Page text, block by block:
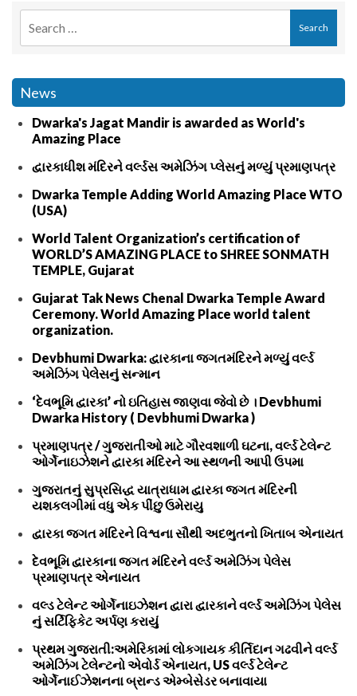
News
Dwarka's Jagat Mandir is awarded as World's
Amazing Place
દ્વારકાધીશ મંદિરને વર્લ્ડસ અમેઝિંગ પ્લેસનું મળ્યું પ્રમાણપત્ર
Dwarka Temple Adding World Amazing Place WTO
(USA)
World Talent Organization’s certification of
WORLD’S AMAZING PLACE to SHREE SONMATH
TEMPLE, Gujarat
Gujarat Tak News Chenal Dwarka Temple Award
Ceremony. World Amazing Place world talent
organization.
Devbhumi Dwarka: દ્વારકાના જગતમંદિરને મળ્યું વર્લ્ડ
અમેઝિંગ પેલેસનું સન્માન
‘દેવભૂમિ દ્વારકા’ નો ઇતિહાસ જાણવા જેવો છે । Devbhumi
Dwarka History ( Devbhumi Dwarka )
પ્રમાણપત્ર / ગુજરાતીઓ માટે ગૌરવશાળી ઘટના, વર્લ્ડ ટેલેન્ટ
ઓર્ગેનાઇઝેશને દ્વારકા મંદિરને આ સ્થળની આપી ઉપમા
ગુજરાતનું સુપ્રસિદ્ધ યાત્રાધામ દ્વારકા જગત મંદિરની
યશકલગીમાં વધુ એક પીંછુ ઉમેરાયુ
દ્વારકા જગત મંદિરને વિશ્વના સૌથી અદભુતનો ખિતાબ એનાયત
દેવભૂમિ દ્વારકાના જગત મંદિરને વર્લ્ડ અમેઝિંગ પેલેસ
પ્રમાણપત્ર એનાયત
વલ્ડ ટેલેન્ટ ઓર્ગેનાઇઝેશન દ્વારા દ્વારકાને વર્લ્ડ અમેઝિંગ પેલેસ
નું સર્ટિફિકેટ અર્પણ કરાયું
પ્રથમ ગુજરાતી:અમેરિકામાં લોકગાયક કીર્તિદાન ગઢવીને વર્લ્ડ
અમેઝિંગ ટેલેન્ટનો એવોર્ડ એનાયત, US વર્લ્ડ ટેલેન્ટ
ઓર્ગેનાઈઝેશનના બ્રાન્ડ એમ્બેસેડર બનાવાયા